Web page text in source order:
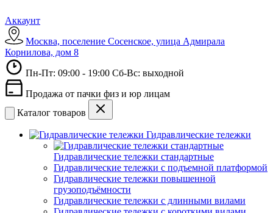
Аккаунт
Москва, поселение Сосенское, улица Адмирала
Корнилова, дом 8
Пн-Пт: 09:00 - 19:00 Сб-Вс: выходной
Продажа от пачки физ и юр лицам
Каталог товаров
Гидравлические тележки
Гидравлические тележки стандартные
Гидравлические тележки с подъемной платформой
Гидравлические тележки повышенной
грузоподъёмности
Гидравлические тележки с длинными вилами